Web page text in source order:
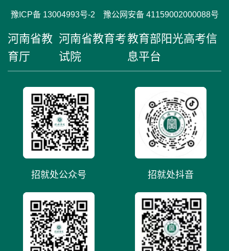
豫ICP备 13004993号-2 豫公网安备 41159002000088号
河南省教
育厅
河南省教育考
试院
教育部阳光高考信
息平台
招就处公众号 招就处抖音